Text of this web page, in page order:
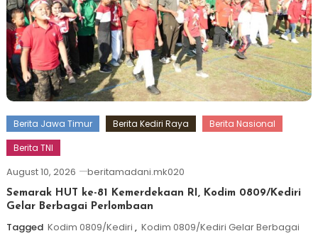
Berita Jawa Timur Berita Kediri Raya
Berita Nasional
Berita TNI
August 10, 2026 beritamadani.mk020
Semarak HUT ke-81 Kemerdekaan RI, Kodim 0809/Kediri
Gelar Berbagai Perlombaan
Tagged Kodim 0809/Kediri , Kodim 0809/Kediri Gelar Berbagai